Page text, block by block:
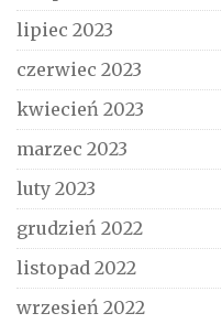
lipiec 2023
czerwiec 2023
kwiecień 2023
marzec 2023
luty 2023
grudzień 2022
listopad 2022
wrzesień 2022